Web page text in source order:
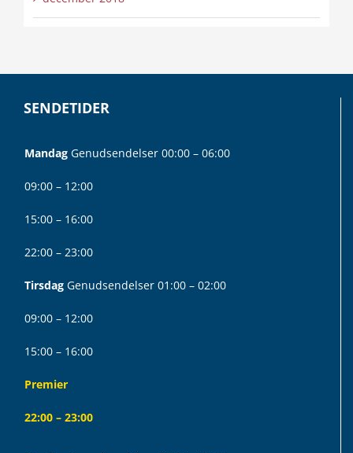
SENDETIDER
Mandag Genudsendelser 00:00 – 06:00
09:00 – 12:00
15:00 – 16:00
22:00 – 23:00
Tirsdag Genudsendelser 01:00 – 02:00
09:00 – 12:00
15:00 – 16:00
Premier
22:00 – 23:00